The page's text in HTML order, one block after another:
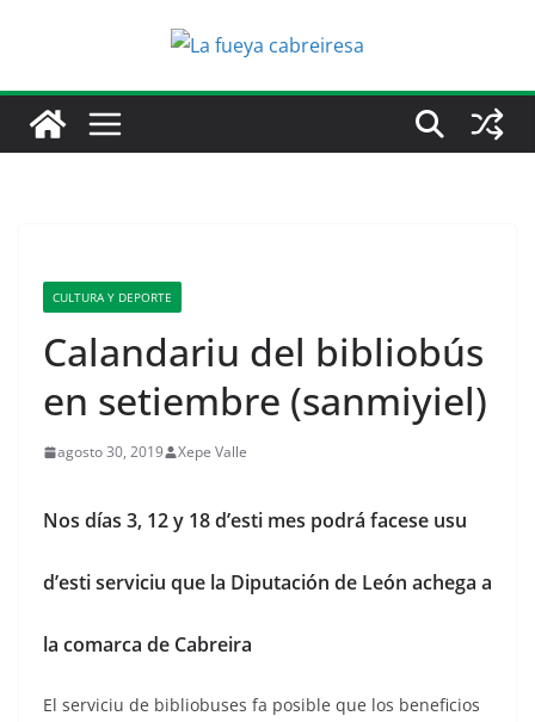
CULTURA Y DEPORTE
Calandariu del bibliobús
en setiembre (sanmiyiel)
agosto 30, 2019 Xepe Valle
Nos días 3, 12 y 18 d’esti mes podrá facese usu
d’esti serviciu que la Diputación de León achega a
la comarca de Cabreira
El serviciu de bibliobuses fa posible que los beneficios